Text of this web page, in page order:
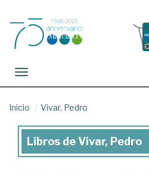
Toggle navigation
Inicio Vivar, Pedro
Libros
Libros de Vivar, Pedro